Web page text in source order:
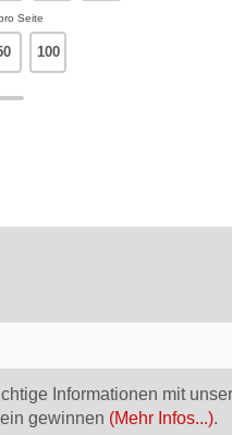
Seite
100
Informationen mit
gewinnen (Mehr Infos...).